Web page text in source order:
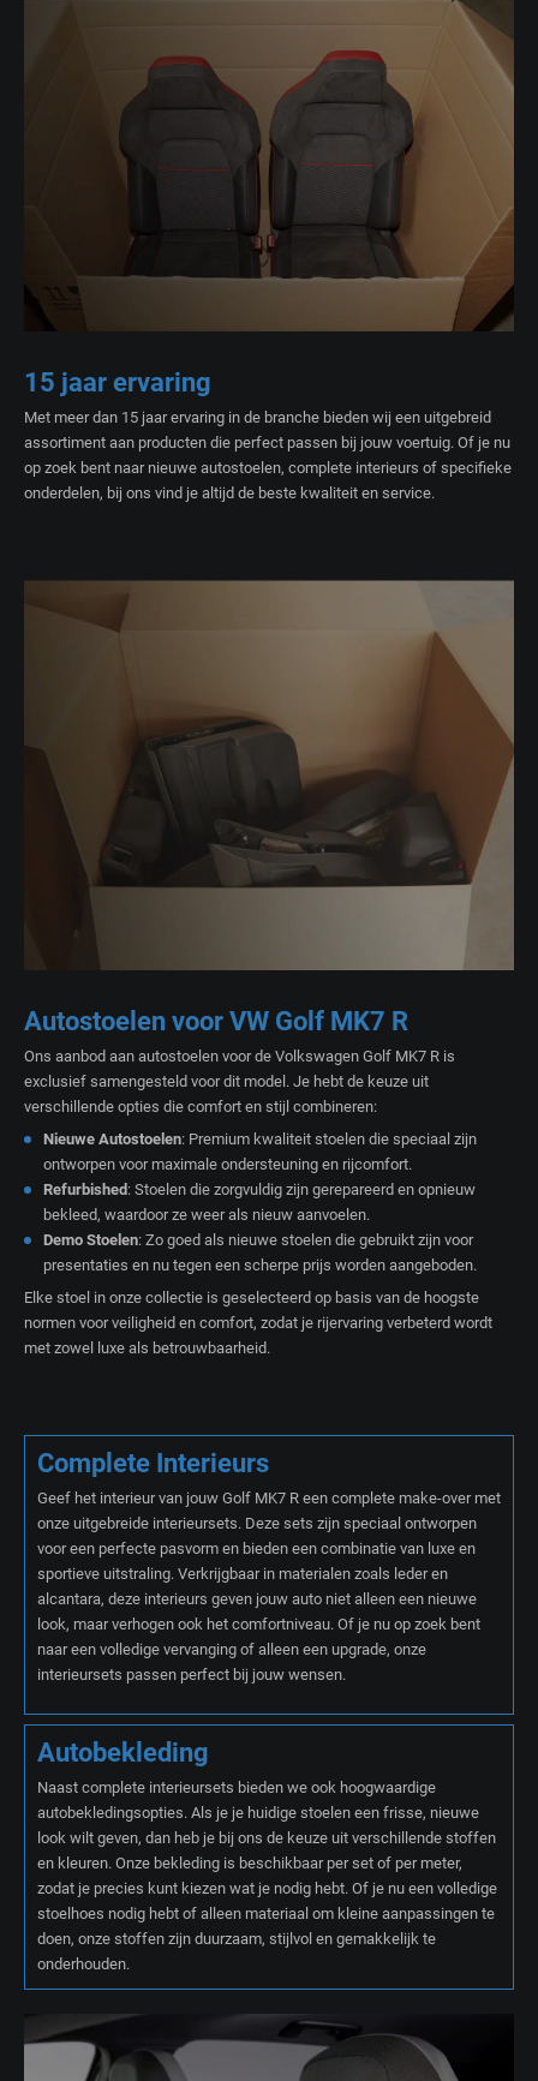
15 jaar ervaring
Met meer dan 15 jaar ervaring in de branche bieden wij een uitgebreid
assortiment aan producten die perfect passen bij jouw voertuig. Of je nu
op zoek bent naar nieuwe autostoelen, complete interieurs of specifieke
onderdelen, bij ons vind je altijd de beste kwaliteit en service.
Autostoelen voor VW Golf MK7 R
Ons aanbod aan autostoelen voor de Volkswagen Golf MK7 R is
exclusief samengesteld voor dit model. Je hebt de keuze uit
verschillende opties die comfort en stijl combineren:
Nieuwe Autostoelen: Premium kwaliteit stoelen die speciaal zijn
ontworpen voor maximale ondersteuning en rijcomfort.
Refurbished : Stoelen die zorgvuldig zijn gerepareerd en opnieuw
bekleed, waardoor ze weer als nieuw aanvoelen.
Demo Stoelen: Zo goed als nieuwe stoelen die gebruikt zijn voor
presentaties en nu tegen een scherpe prijs worden aangeboden.
Elke stoel in onze collectie is geselecteerd op basis van de hoogste
normen voor veiligheid en comfort, zodat je rijervaring verbeterd wordt
met zowel luxe als betrouwbaarheid.
Complete Interieurs
Geef het interieur van jouw Golf MK7 R een complete make-over met
onze uitgebreide interieursets. Deze sets zijn speciaal ontworpen
voor een perfecte pasvorm en bieden een combinatie van luxe en
sportieve uitstraling. Verkrijgbaar in materialen zoals leder en
alcantara, deze interieurs geven jouw auto niet alleen een nieuwe
look, maar verhogen ook het comfortniveau. Of je nu op zoek bent
naar een volledige vervanging of alleen een upgrade, onze
interieursets passen perfect bij jouw wensen.
Autobekleding
Naast complete interieursets bieden we ook hoogwaardige
autobekledingsopties. Als je je huidige stoelen een frisse, nieuwe
look wilt geven, dan heb je bij ons de keuze uit verschillende stoffen
en kleuren. Onze bekleding is beschikbaar per set of per meter,
zodat je precies kunt kiezen wat je nodig hebt. Of je nu een volledige
stoelhoes nodig hebt of alleen materiaal om kleine aanpassingen te
doen, onze stoffen zijn duurzaam, stijlvol en gemakkelijk te
onderhouden.